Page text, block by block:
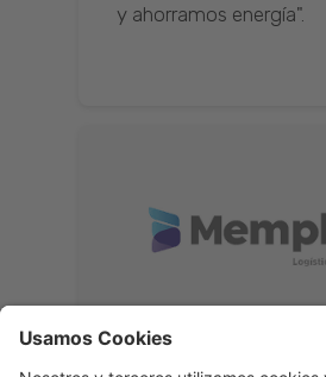
y ahorramos energía".